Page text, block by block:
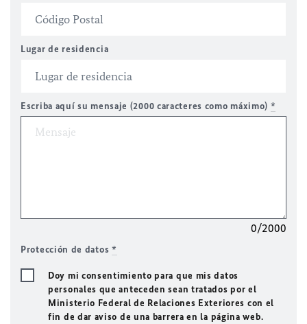
Lugar de residencia
Escriba aquí su mensaje (2000 caracteres como máximo) *
0/2000
Protección de datos *
Doy mi consentimiento para que mis datos
personales que anteceden sean tratados por el
Ministerio Federal de Relaciones Exteriores con el
fin de dar aviso de una barrera en la página web.